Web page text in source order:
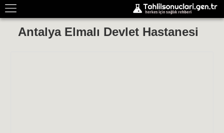
Antalya Elmalı Devlet Hastanesi